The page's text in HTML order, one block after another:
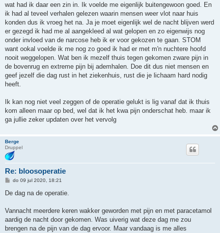
wat had ik daar een zin in. Ik voelde me eigenlijk buitengewoon goed. En
ik had al teveel verhalen gelezen waarin mensen weer vlot naar huis
konden dus ik vroeg het na. Ja je moet eigenlijk wel de nacht blijven werd
er gezegd ik had me al aangekleed al wat gelopen en zo eigenwijs nog
onder invloed van de narcose heb ik er voor gekozen te gaan. STOM
want ookal voelde ik me nog zo goed ik had er met m'n nuchtere hoofd
nooit weggelopen. Wat ben ik mezelf thuis tegen gekomen zware pijn in
de bovenrug en extreme pijn bij ademhalen. Doe dit dus niet mensen en
geef jezelf die dag rust in het ziekenhuis, rust die je lichaam hard nodig
heeft.
Ik kan nog niet veel zeggen of de operatie gelukt is lig vanaf dat ik thuis
kom alleen maar op bed, wel dat ik het kwa pijn onderschat heb. maar ik
ga jullie zeker updaten over het vervolg
Berge
Druppel
Re: bloosoperatie
B
r
h
do 09 jul 2020, 18:21
De dag na de operatie.
Vannacht meerdere keren wakker geworden met pijn en met paracetamol
aardig de nacht door gekomen. Was uiverig wat deze dag me zou
brengen na de pijn van de dag ervoor. Maar vandaag is me alles